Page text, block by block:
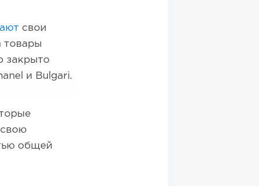
свои
товары
закрыто
и Bulgari.
свою
общей